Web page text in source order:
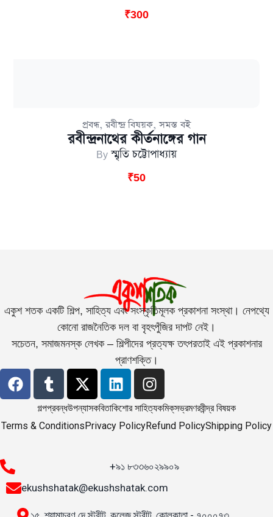
₹300
প্রবন্ধ,রবীন্দ্র বিষয়ক,সমস্ত বই
রবীন্দ্রনাথের কীর্তনাঙ্গের গান
By স্মৃতি চট্টোপাধ্যায়
₹50
একুশ শতক একটি শিল্প, সাহিত্য এবং সংস্কৃতিমূলক প্রকাশনা সংস্থা। নেপথ্যে
কোনো রাজনৈতিক দল বা বৃহৎপুঁজির দাপট নেই।
সচেতন, সমাজমনস্ক লেখক – শিল্পীদের প্রত্যক্ষ তৎপরতাই এই প্রকাশনার
প্রাণশক্তি।
গল্পপ্রবন্ধউপন্যাসকবিতাকিশোর সাহিত্যকমিক্‌সভ্রমণরবীন্দ্র বিষয়ক
Terms & ConditionsPrivacy PolicyRefund PolicyShipping Policy
+৯১ ৮৩৩৬০২৯৯০৯
ekushshatak@ekushshatak.com